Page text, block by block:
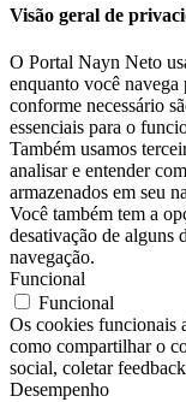
Visão geral de
O Portal Nayn Neto
enquanto você navega
conforme necessário
essenciais para o
Também usamos
analisar e entender
armazenados em seu
Você também tem a
desativação de alguns
navegação.
Funcional
Funcional
Os cookies funcionais
como compartilhar o
social, coletar
Desempenho